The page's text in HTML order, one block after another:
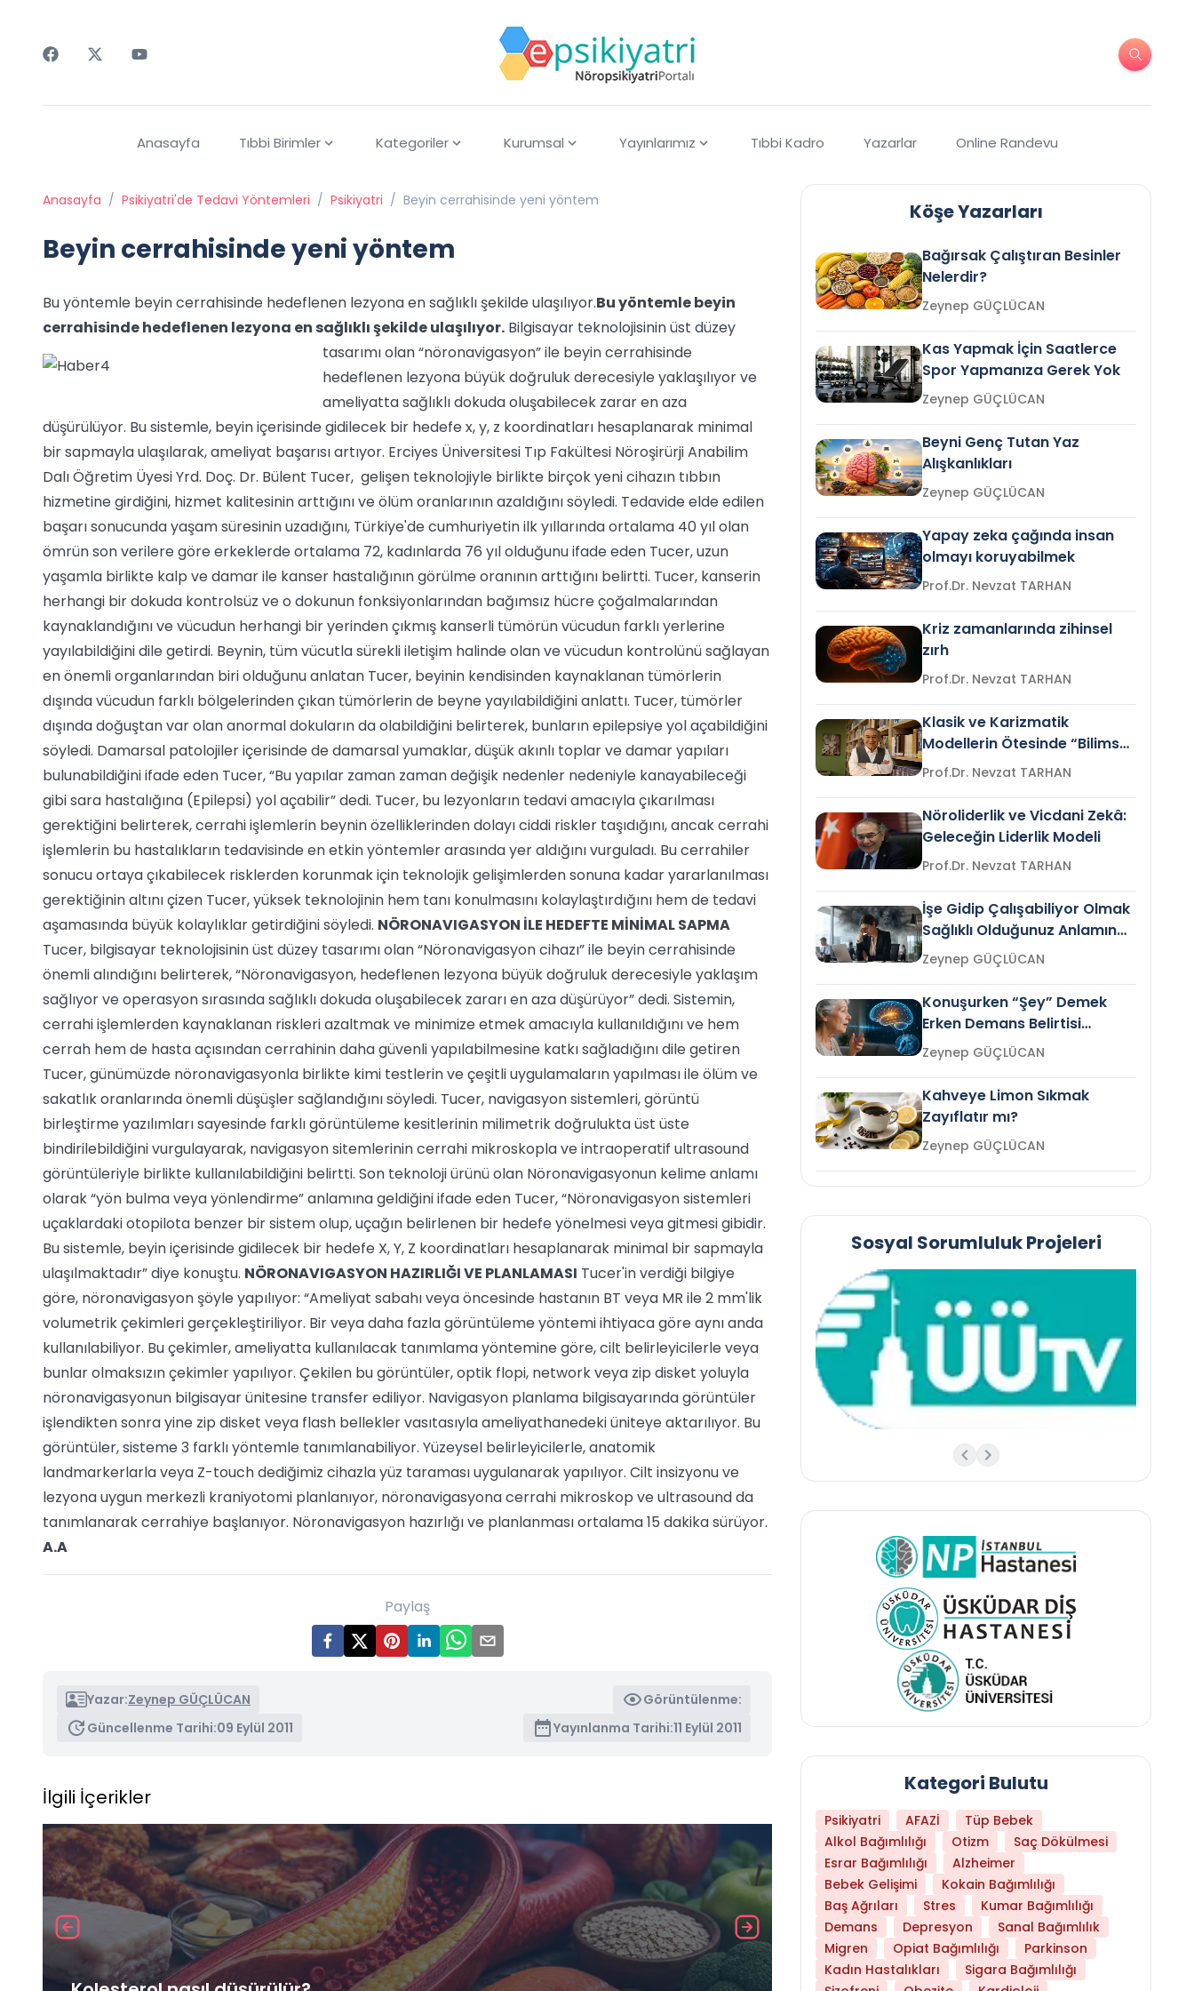
Anasayfa Tıbbi Birimler Kategoriler Kurumsal Yayınlarımız Tıbbi Kadro Yazarlar Online Randevu
Anasayfa / Psikiyatri'de Tedavi Yöntemleri / Psikiyatri / Beyin cerrahisinde yeni yöntem
Beyin cerrahisinde yeni yöntem
Bu yöntemle beyin cerrahisinde hedeflenen lezyona en sağlıklı şekilde ulaşılıyor.Bu yöntemle beyin
cerrahisinde hedeflenen lezyona en sağlıklı şekilde ulaşılıyor. Bilgisayar teknolojisinin üst düzey
tasarımı olan “nöronavigasyon” ile beyin cerrahisinde
hedeflenen lezyona büyük doğruluk derecesiyle yaklaşılıyor ve
ameliyatta sağlıklı dokuda oluşabilecek zarar en aza
düşürülüyor. Bu sistemle, beyin içerisinde gidilecek bir hedefe x, y, z koordinatları hesaplanarak minimal
bir sapmayla ulaşılarak, ameliyat başarısı artıyor. Erciyes Üniversitesi Tıp Fakültesi Nöroşirürji Anabilim
Dalı Öğretim Üyesi Yrd. Doç. Dr. Bülent Tucer, gelişen teknolojiyle birlikte birçok yeni cihazın tıbbın
hizmetine girdiğini, hizmet kalitesinin arttığını ve ölüm oranlarının azaldığını söyledi. Tedavide elde edilen
başarı sonucunda yaşam süresinin uzadığını, Türkiye'de cumhuriyetin ilk yıllarında ortalama 40 yıl olan
ömrün son verilere göre erkeklerde ortalama 72, kadınlarda 76 yıl olduğunu ifade eden Tucer, uzun
yaşamla birlikte kalp ve damar ile kanser hastalığının görülme oranının arttığını belirtti. Tucer, kanserin
herhangi bir dokuda kontrolsüz ve o dokunun fonksiyonlarından bağımsız hücre çoğalmalarından
kaynaklandığını ve vücudun herhangi bir yerinden çıkmış kanserli tümörün vücudun farklı yerlerine
yayılabildiğini dile getirdi. Beynin, tüm vücutla sürekli iletişim halinde olan ve vücudun kontrolünü sağlayan
en önemli organlarından biri olduğunu anlatan Tucer, beyinin kendisinden kaynaklanan tümörlerin
dışında vücudun farklı bölgelerinden çıkan tümörlerin de beyne yayılabildiğini anlattı. Tucer, tümörler
dışında doğuştan var olan anormal dokuların da olabildiğini belirterek, bunların epilepsiye yol açabildiğini
söyledi. Damarsal patolojiler içerisinde de damarsal yumaklar, düşük akınlı toplar ve damar yapıları
bulunabildiğini ifade eden Tucer, “Bu yapılar zaman zaman değişik nedenler nedeniyle kanayabileceği
gibi sara hastalığına (Epilepsi) yol açabilir” dedi. Tucer, bu lezyonların tedavi amacıyla çıkarılması
gerektiğini belirterek, cerrahi işlemlerin beynin özelliklerinden dolayı ciddi riskler taşıdığını, ancak cerrahi
işlemlerin bu hastalıkların tedavisinde en etkin yöntemler arasında yer aldığını vurguladı. Bu cerrahiler
sonucu ortaya çıkabilecek risklerden korunmak için teknolojik gelişimlerden sonuna kadar yararlanılması
gerektiğinin altını çizen Tucer, yüksek teknolojinin hem tanı konulmasını kolaylaştırdığını hem de tedavi
aşamasında büyük kolaylıklar getirdiğini söyledi. NÖRONAVIGASYON İLE HEDEFTE MİNİMAL SAPMA
Tucer, bilgisayar teknolojisinin üst düzey tasarımı olan “Nöronavigasyon cihazı” ile beyin cerrahisinde
önemli alındığını belirterek, “Nöronavigasyon, hedeflenen lezyona büyük doğruluk derecesiyle yaklaşım
sağlıyor ve operasyon sırasında sağlıklı dokuda oluşabilecek zararı en aza düşürüyor” dedi. Sistemin,
cerrahi işlemlerden kaynaklanan riskleri azaltmak ve minimize etmek amacıyla kullanıldığını ve hem
cerrah hem de hasta açısından cerrahinin daha güvenli yapılabilmesine katkı sağladığını dile getiren
Tucer, günümüzde nöronavigasyonla birlikte kimi testlerin ve çeşitli uygulamaların yapılması ile ölüm ve
sakatlık oranlarında önemli düşüşler sağlandığını söyledi. Tucer, navigasyon sistemleri, görüntü
birleştirme yazılımları sayesinde farklı görüntüleme kesitlerinin milimetrik doğrulukta üst üste
bindirilebildiğini vurgulayarak, navigasyon sitemlerinin cerrahi mikroskopla ve intraoperatif ultrasound
görüntüleriyle birlikte kullanılabildiğini belirtti. Son teknoloji ürünü olan Nöronavigasyonun kelime anlamı
olarak “yön bulma veya yönlendirme” anlamına geldiğini ifade eden Tucer, “Nöronavigasyon sistemleri
uçaklardaki otopilota benzer bir sistem olup, uçağın belirlenen bir hedefe yönelmesi veya gitmesi gibidir.
Bu sistemle, beyin içerisinde gidilecek bir hedefe X, Y, Z koordinatları hesaplanarak minimal bir sapmayla
ulaşılmaktadır” diye konuştu. NÖRONAVIGASYON HAZIRLIĞI VE PLANLAMASI Tucer'in verdiği bilgiye
göre, nöronavigasyon şöyle yapılıyor: “Ameliyat sabahı veya öncesinde hastanın BT veya MR ile 2 mm'lik
volumetrik çekimleri gerçekleştiriliyor. Bir veya daha fazla görüntüleme yöntemi ihtiyaca göre aynı anda
kullanılabiliyor. Bu çekimler, ameliyatta kullanılacak tanımlama yöntemine göre, cilt belirleyicilerle veya
bunlar olmaksızın çekimler yapılıyor. Çekilen bu görüntüler, optik flopi, network veya zip disket yoluyla
nöronavigasyonun bilgisayar ünitesine transfer ediliyor. Navigasyon planlama bilgisayarında görüntüler
işlendikten sonra yine zip disket veya flash bellekler vasıtasıyla ameliyathanedeki üniteye aktarılıyor. Bu
görüntüler, sisteme 3 farklı yöntemle tanımlanabiliyor. Yüzeysel belirleyicilerle, anatomik
landmarkerlarla veya Z-touch dediğimiz cihazla yüz taraması uygulanarak yapılıyor. Cilt insizyonu ve
lezyona uygun merkezli kraniyotomi planlanıyor, nöronavigasyona cerrahi mikroskop ve ultrasound da
tanımlanarak cerrahiye başlanıyor. Nöronavigasyon hazırlığı ve planlanması ortalama 15 dakika sürüyor.
A.A
Paylaş
Yazar:Zeynep GÜÇLÜCAN
Görüntülenme:
Güncellenme Tarihi:09 Eylül 2011 Yayınlanma Tarihi:11 Eylül 2011
İlgili İçerikler
Köşe Yazarları
Bağırsak Çalıştıran Besinler
Nelerdir?
Zeynep GÜÇLÜCAN
Kas Yapmak İçin Saatlerce
Spor Yapmanıza Gerek Yok
Zeynep GÜÇLÜCAN
Beyni Genç Tutan Yaz
Alışkanlıkları
Zeynep GÜÇLÜCAN
Yapay zeka çağında insan
olmayı koruyabilmek
Prof.Dr. Nevzat TARHAN
Kriz zamanlarında zihinsel
zırh
Prof.Dr. Nevzat TARHAN
Klasik ve Karizmatik
Modellerin Ötesinde “Bilimsel
Liderlik”
Prof.Dr. Nevzat TARHAN
Nöroliderlik ve Vicdani Zekâ:
Geleceğin Liderlik Modeli
Prof.Dr. Nevzat TARHAN
İşe Gidip Çalışabiliyor Olmak
Sağlıklı Olduğunuz Anlamına
Gelir mi?Zeynep GÜÇLÜCAN
Konuşurken “Şey” Demek
Erken Demans Belirtisi
Olabilir mi?Zeynep GÜÇLÜCAN
Kahveye Limon Sıkmak
Zayıflatır mı?
Zeynep GÜÇLÜCAN
Sosyal Sorumluluk Projeleri
Kategori Bulutu
Psikiyatri AFAZİ
Tüp Bebek
Alkol Bağımlılığı
Otizm
Saç Dökülmesi
Esrar Bağımlılığı
Alzheimer
Bebek Gelişimi
Kokain Bağımlılığı
Baş Ağrıları
Stres
Kumar Bağımlılığı
Demans
Depresyon
Sanal Bağımlılık
Migren
Opiat Bağımlılığı
Parkinson
Kadın Hastalıkları
Sigara Bağımlılığı